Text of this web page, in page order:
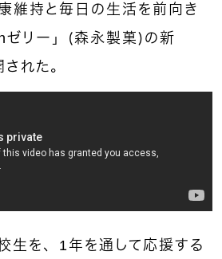
維持と毎日の生活を前向き
リー」（森永製菓）の新
れた。
生を、1年を通して応援する